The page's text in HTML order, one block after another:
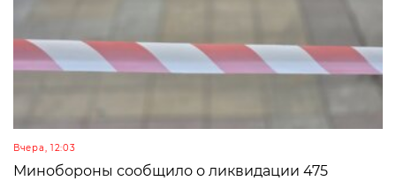
Вчера, 12:03
Минобороны сообщило о ликвидации 475